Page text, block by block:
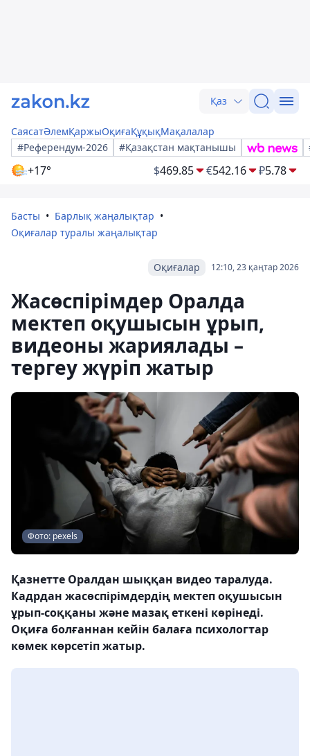
Қаз
СаясатӘлемҚаржыОқиғаҚұқықМақалалар
#Референдум-2026
#Қазақстан мақтанышы
+17° $469.85 €542.16 ₽5.78
Басты
Барлық жаңалықтар
Оқиғалар туралы жаңалықтар
12:10, 23 қаңтар 2026
Оқиғалар
Жасөспірімдер Оралда
мектеп оқушысын ұрып,
видеоны жариялады –
тергеу жүріп жатыр
Фото: pexels
Қазнетте Оралдан шыққан видео таралуда.
Кадрдан жасөспірімдердің мектеп оқушысын
ұрып-соққаны және мазақ еткені көрінеді.
Оқиға болғаннан кейін балаға психологтар
көмек көрсетіп жатыр.